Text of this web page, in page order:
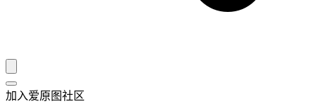
加入爱原图社区